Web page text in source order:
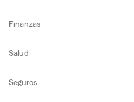
Finanzas
Salud
Seguros